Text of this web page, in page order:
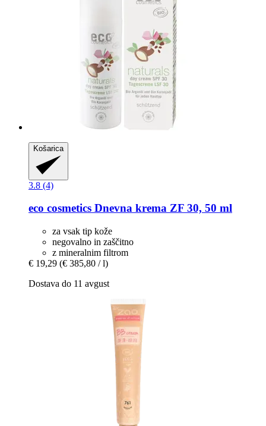
Košarica
3.8 (4)
eco cosmetics Dnevna krema ZF 30, 50 ml
za vsak tip kože
negovalno in zaščitno
z mineralnim filtrom
€ 19,29 (€ 385,80 / l)
Dostava do 11 avgust